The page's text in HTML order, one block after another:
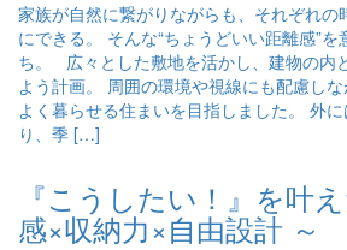
家族が自然に繋がりながらも、それぞれの
にできる。 そんな“ちょうどいい距離感”を
ち。 広々とした敷地を活かし、建物の内
よう計画。 周囲の環境や視線にも配慮し
よく暮らせる住まいを目指しました。 外
り、季 […]
『こうしたい！』を叶
感×収納力×自由設計 ～